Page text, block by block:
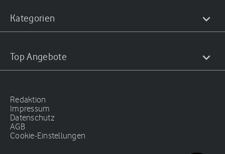
Kategorien
Top Angebote
Redaktion
Impressum
Datenschutz
AGB
Cookie-Einstellungen